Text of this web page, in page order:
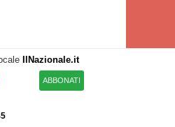
IlNazionale.it
ABBONATI